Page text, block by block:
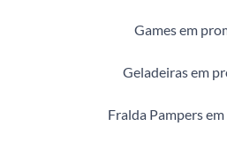
Games em
Geladeiras em
Fralda Pampers